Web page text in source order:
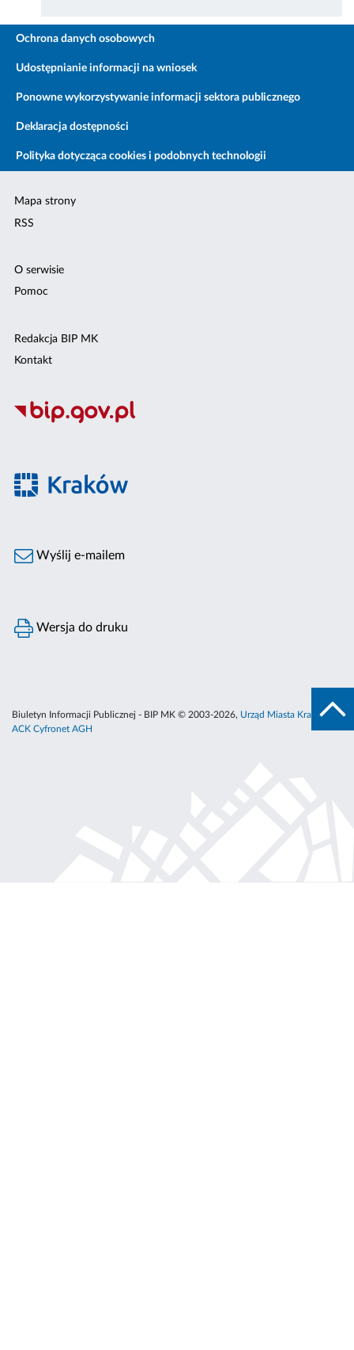
Ochrona danych osobowych
Udostępnianie informacji na wniosek
Ponowne wykorzystywanie informacji sektora publicznego
Deklaracja dostępności
Polityka dotycząca cookies i podobnych technologii
Mapa strony
RSS
O serwisie
Pomoc
Redakcja BIP MK
Kontakt
Wyślij e-mailem
Wersja do druku
Biuletyn Informacji Publicznej - BIP MK © 2003-2026, Urząd Miasta Krakowa
ACK Cyfronet AGH